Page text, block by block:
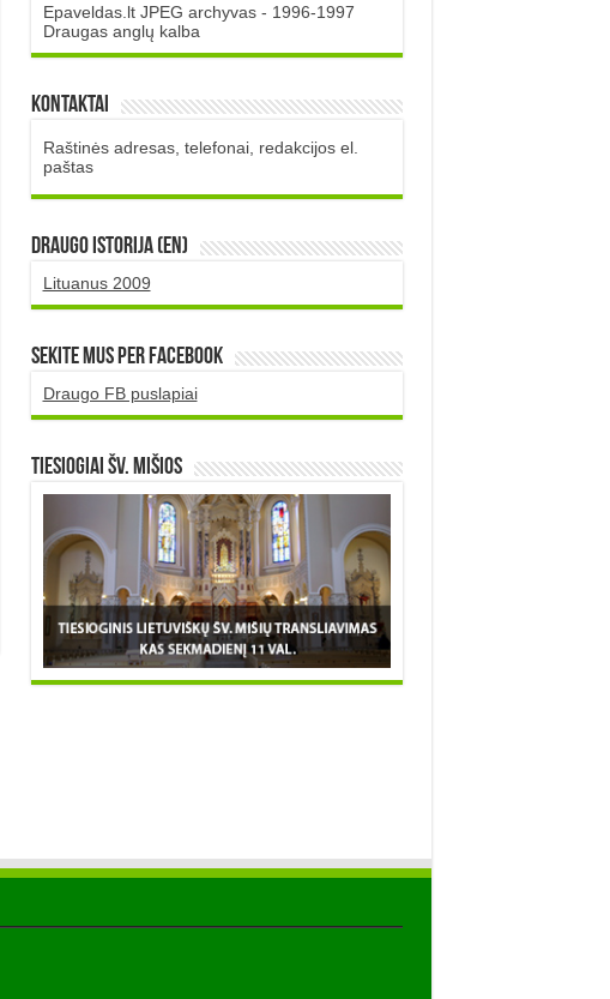
Epaveldas.lt JPEG archyvas - 1996-1997
Draugas anglų kalba
Kontaktai
Raštinės adresas, telefonai, redakcijos el.
paštas
DRAUGO istorija (EN)
Lituanus 2009
Sekite mus per Facebook
Draugo FB puslapiai
TIESIOGIAI šv. MIŠIOS